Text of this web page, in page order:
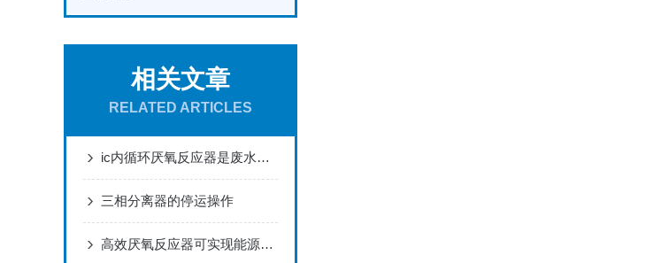
相关文章
RELATED ARTICLES
ic内循环厌氧反应器是废水治理领域中的一种创新技术
三相分离器的停运操作
高效厌氧反应器可实现能源回收利用